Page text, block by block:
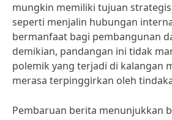
mungkin memiliki tujuan strategis
seperti menjalin hubungan
bermanfaat bagi pembangunan
demikian, pandangan ini tidak
polemik yang terjadi di kalangan
merasa terpinggirkan oleh
Pembaruan berita menunjukkan